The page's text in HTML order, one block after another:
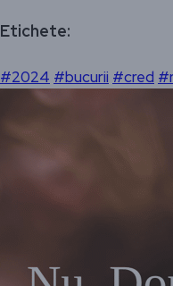
Etichete:
#2024 #bucurii #cred